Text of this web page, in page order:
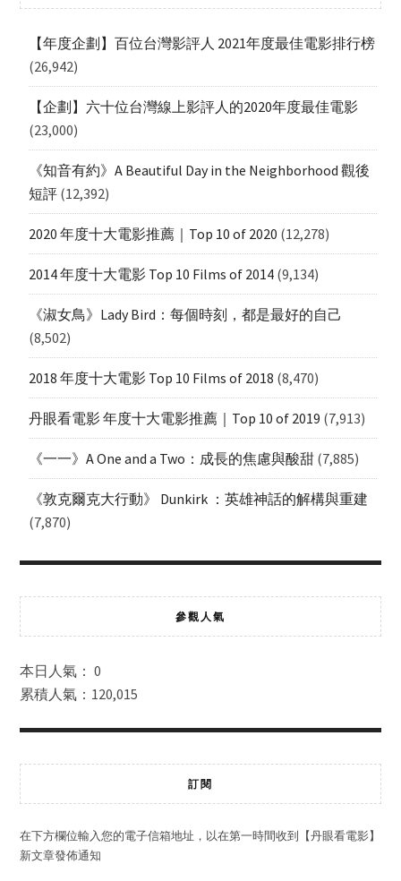
【年度企劃】百位台灣影評人 2021年度最佳電影排行榜
(26,942)
【企劃】六十位台灣線上影評人的2020年度最佳電影
(23,000)
《知音有約》A Beautiful Day in the Neighborhood 觀後
短評 (12,392)
2020 年度十大電影推薦｜Top 10 of 2020 (12,278)
2014 年度十大電影 Top 10 Films of 2014 (9,134)
《淑女鳥》Lady Bird：每個時刻，都是最好的自己
(8,502)
2018 年度十大電影 Top 10 Films of 2018 (8,470)
丹眼看電影 年度十大電影推薦｜Top 10 of 2019 (7,913)
《一一》A One and a Two：成長的焦慮與酸甜 (7,885)
《敦克爾克大行動》 Dunkirk ：英雄神話的解構與重建
(7,870)
參觀人氣
本日人氣： 0
累積人氣：120,015
訂閱
在下方欄位輸入您的電子信箱地址，以在第一時間收到【丹眼看電影】
新文章發佈通知